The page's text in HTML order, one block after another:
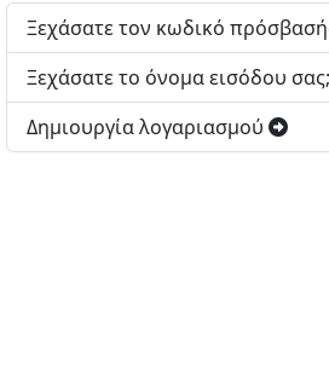
Ξεχάσατε τον κωδικό
Ξεχάσατε το όνομα εισόδου σας;
Δημιουργία λογαριασμού